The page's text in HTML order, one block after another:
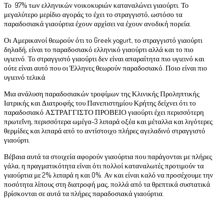
Το 97% των ελληνικών νοικοκυριών καταναλώνει γιαούρτι. Το
μεγαλύτερο μερίδιο αγοράς το έχει το στραγγιστό, ωστόσο τα
παραδοσιακά γιαούρτια έχουν αρχίσει να έχουν ανοδική πορεία.
Οι Αμερικανοί θεωρούν ότι το Greek yogurt, το στραγγιστό γιαούρτι
δηλαδή, είναι το παραδοσιακό ελληνικό γιαούρτι αλλά και το πιο
υγιεινό. Το στραγγιστό γιαούρτι δεν είναι απαραίτητα πιο υγιεινό και
ούτε είναι αυτό που οι Έλληνες θεωρούν παραδοσιακό. Ποιο είναι πιο
υγιεινό τελικά
Μια ανάλυση παραδοσιακών τροφίμων της Κλινικής Προληπτικής
Ιατρικής και Διατροφής του Πανεπιστημίου Κρήτης δείχνει ότι το
παραδοσιακό ΑΣΤΡΑΓΓΙΣΤΟ ΠΡΟΒΕΙΟ γιαούρτι έχει περισσότερη
πρωτεΐνη, περισσότερα ωμέγα-3 λιπαρά οξέα και μέταλλα και λιγότερες
θερμίδες και λιπαρά από το αντίστοιχο πλήρες αγελαδινό στραγγιστό
γιαούρτι.
Βέβαια αυτά τα στοιχεία αφορούν γιαούρτια που παράγονται με πλήρες
γάλα, η πραγματικότητα είναι ότι πολλοί καταναλωτές προτιμούν τα
γιαούρτια με 2% λιπαρά η και 0%. Αν και είναι καλό να προσέχουμε την
ποσότητα λίπους στη διατροφή μας, πολλά από τα θρεπτικά συστατικά
βρίσκονται σε αυτά τα πλήρες παραδοσιακά γιαούρτια.